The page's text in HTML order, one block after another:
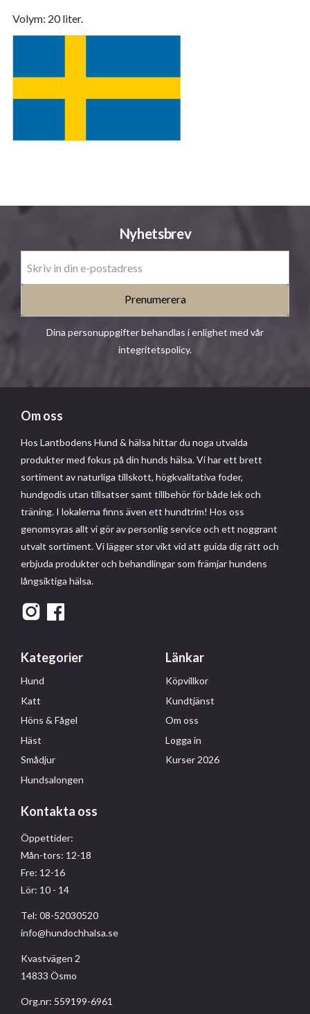
Volym: 20 liter.
Nyhetsbrev
Prenumerera
Dina personuppgifter behandlas i enlighet med vår
integritetspolicy.
Om oss
Hos Lantbodens Hund & hälsa hittar du noga utvalda
produkter med fokus på din hunds hälsa. Vi har ett brett
sortiment av naturliga tillskott, högkvalitativa foder,
hundgodis utan tillsatser samt tillbehör för både lek och
träning. I lokalerna finns även ett hundtrim! Hos oss
genomsyras allt vi gör av personlig service och ett noggrant
utvalt sortiment. Vi lägger stor vikt vid att guida dig rätt och
erbjuda produkter och behandlingar som främjar hundens
långsiktiga hälsa.
Kategorier
Hund
Katt
Höns & Fågel
Häst
Smådjur
Hundsalongen
Länkar
Köpvillkor
Kundtjänst
Om oss
Logga in
Kurser 2026
Kontakta oss
Öppettider:
Mån-tors: 12-18
Fre: 12-16
Lör: 10 - 14
Tel: 08-52030520
info@hundochhalsa.se
Kvastvägen 2
14833 Ösmo
Org.nr: 559199-6961